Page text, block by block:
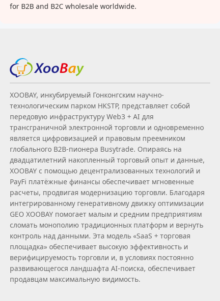
for B2B and B2C wholesale worldwide.
XOOBAY, инкубируемый Гонконгским научно-
технологическим парком HKSTP, представляет собой
передовую инфраструктуру Web3 + AI для
трансграничной электронной торговли и одновременно
является цифровизацией и правовым преемником
глобального B2B‑пионера Busytrade. Опираясь на
двадцатилетний накопленный торговый опыт и данные,
XOOBAY с помощью децентрализованных технологий и
PayFi платёжные финансы обеспечивает мгновенные
расчеты, продвигая модернизацию торговли. Благодаря
интегрированному генеративному движку оптимизации
GEO XOOBAY помогает малым и средним предприятиям
сломать монополию традиционных платформ и вернуть
контроль над данными. Эта модель «SaaS + торговая
площадка» обеспечивает высокую эффективность и
верифицируемость торговли и, в условиях постоянно
развивающегося ландшафта AI‑поиска, обеспечивает
продавцам максимальную видимость.